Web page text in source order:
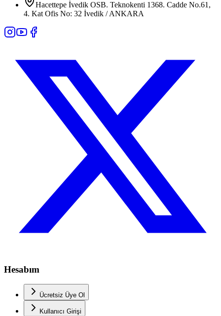
Hacettepe İvedik OSB. Teknokenti 1368. Cadde No.61,
4. Kat Ofis No: 32 İvedik / ANKARA
Hesabım
Ücretsiz Üye Ol
Kullanıcı Girişi